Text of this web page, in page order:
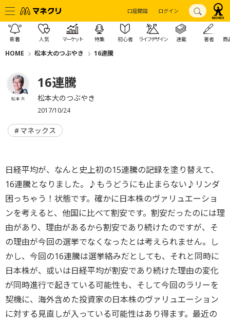
口座開設 ログイン
新着 人気 マーケット 特集 初心者 ライフデザイン 連載 著者 商
HOME 松本大のつぶやき 16連騰
松本 大
16連騰
松本大のつぶやき
2017/10/24
マネックス
日経平均が、なんと史上初の15連騰の記録を塗り替えて、
16連騰となりました。♪もうどうにも止まらない♪リンダ
困っちゃう！状態です。確かに日本株のヴァリュエーショ
ンを考えると、他国に比べて割安です。割安だったのには理
由があり、理由があるから割安であり続けたのですが、そ
の理由が今回の選挙でなくなったとは考えられません。し
かし、今回の16連騰は選挙絡みだとしても、それと同時に
日本株が、或いは日経平均が割安であり続けた理由の変化
が同時進行で起きている可能性も、そして今回のラリーを
契機に、海外含めた投資家の日本株のヴァリュエーション
に対する見直しが入っている可能性はあり得ます。最近の